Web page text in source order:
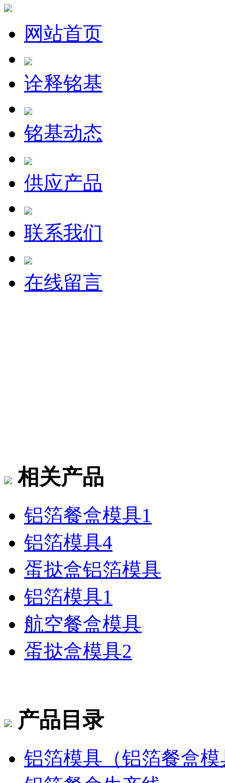
网站首页
诠释铭基
铭基动态
供应产品
联系我们
在线留言
相关产品
铝箔餐盒模具1
铝箔模具4
蛋挞盒铝箔模具
铝箔模具1
航空餐盒模具
蛋挞盒模具2
产品目录
铝箔模具（铝箔餐盒模